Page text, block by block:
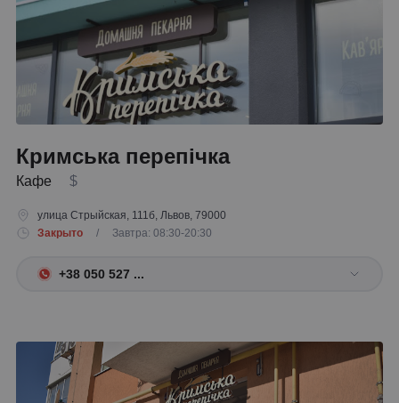
Кримська перепічка
Кафе $
улица Стрыйская, 111б, Львов, 79000
Закрыто
/ Завтра: 08:30-20:30
+38 050 527 ...